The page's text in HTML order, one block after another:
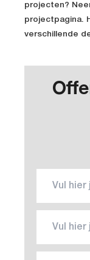
projecten?
projectpagina.
verschillende